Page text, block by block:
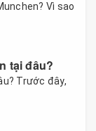
Vì sao
tại đâu?
Trước đây,